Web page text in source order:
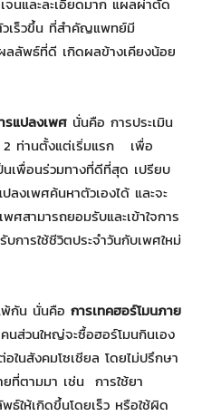
เร็วขึ้น ที่สำคัญแพทย์มี
ลลัพธ์ที่ดี เกิดผลข้างเคียงน้อย
แปลงเพศ นั่นคือ การประเมิน
2 ท่านตั้งแต่เริ่มแรก เพื่อ
เพื่อนร่วมทางที่ดีที่สุด เปรียบ
ลงเพศค้นหาตัวเองได้ และจะ
ศสามารถยอมรับและเข้าใจการ
การใช้ชีวิตประจำวันกับเพศใหม่
น นั่นคือ การเทคฮอร์โมนภาย
ส่วนใหญ่จะซื้อฮอร์โมนกินเอง
นสังคมโซเชียล โดยไม่ปรึกษา
ที่ตามมา เช่น การใช้ยา
ธ์ให้เกิดขึ้นโดยเร็ว หรือใช้ผิด